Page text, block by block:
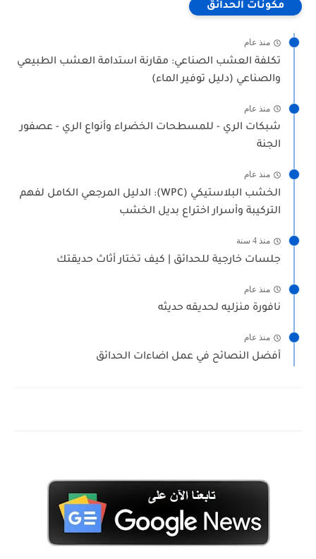
مكونات الحدائق
منذ عام
تكلفة العشب الصناعي: مقارنة استدامة العشب الطبيعي
والصناعي (دليل توفير الماء)
منذ عام
شبكات الري - للمسطحات الخضراء وأنواع الري - عصفور
الجنة
منذ عام
الخشب البلاستيكي (WPC): الدليل المرجعي الكامل لفهم
التركيبة وأسرار اختراع بديل الخشب
منذ 4 سنة
جلسات خارجية للحدائق | كيف تختار أثاث حديقتك
منذ عام
نافورة منزليه لحديقه حديثه
منذ عام
أفضل النصائح في عمل اضاءات الحدائق